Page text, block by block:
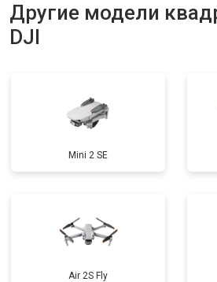
Другие модели
DJI
Mini 2 SE
Air 2S Fly